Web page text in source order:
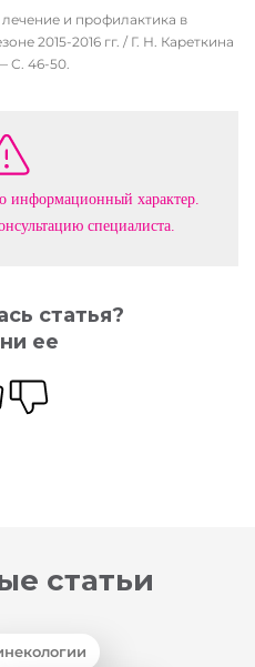
и профилактика в
2015-2016 гг. / Г. Н. Кареткина
С. 46-50.
информационный характер.
специалиста.
статья?
ее
статьи